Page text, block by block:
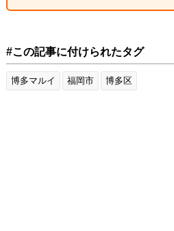
#この記事に付けられたタグ
博多マルイ 福岡市 博多区